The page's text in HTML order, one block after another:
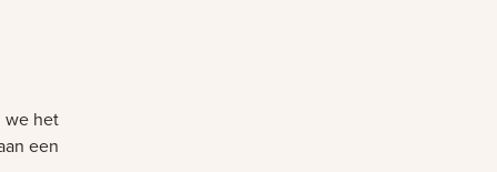
we het
een